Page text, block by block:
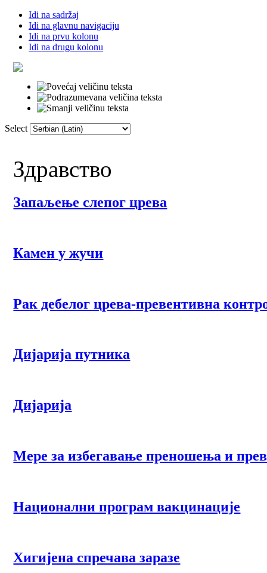
Idi na sadržaj
Idi na glavnu navigaciju
Idi na prvu kolonu
Idi na drugu kolonu
Select
Здравство
Запаљење слепог црева
Камен у жучи
Рак дебелог црева-превентивна
Дијарија путника
Дијарија
Мере за избегавање преношења и
Национални програм вакцинације
Хигијена спречава заразе